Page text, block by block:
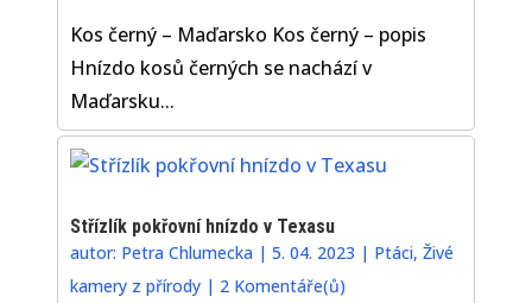
Kos černý – Maďarsko Kos černý – popis
Hnízdo kosů černých se nachází v
Maďarsku...
Střízlík pokřovní hnízdo v Texasu
autor: Petra Chlumecka |5. 04. 2023 | Ptáci,Živé
kamery z přírody | 2 Komentáře(ů)